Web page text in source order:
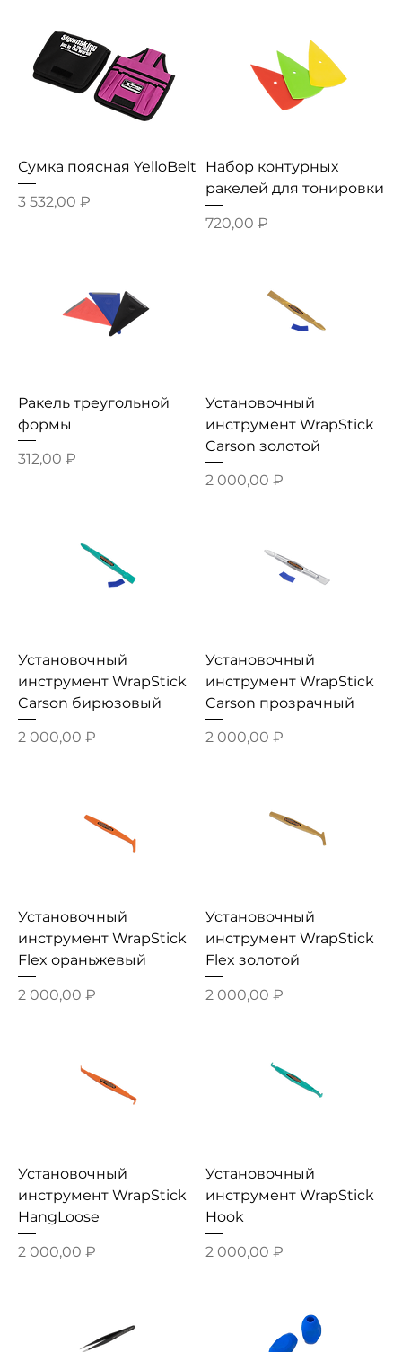
Сумка поясная YelloBelt
Цена
3 532,00 ₽
Набор контурных
ракелей для тонировки
Цена
720,00 ₽
Ракель треугольной
формы
Цена
312,00 ₽
Установочный
инструмент WrapStick
Carson золотой
Цена
2 000,00 ₽
Установочный
инструмент WrapStick
Carson бирюзовый
Цена
2 000,00 ₽
Установочный
инструмент WrapStick
Carson прозрачный
Цена
2 000,00 ₽
Установочный
инструмент WrapStick
Flex ораньжевый
Цена
2 000,00 ₽
Установочный
инструмент WrapStick
Flex золотой
Цена
2 000,00 ₽
Установочный
инструмент WrapStick
HangLoose
Цена
2 000,00 ₽
Установочный
инструмент WrapStick
Hook
Цена
2 000,00 ₽